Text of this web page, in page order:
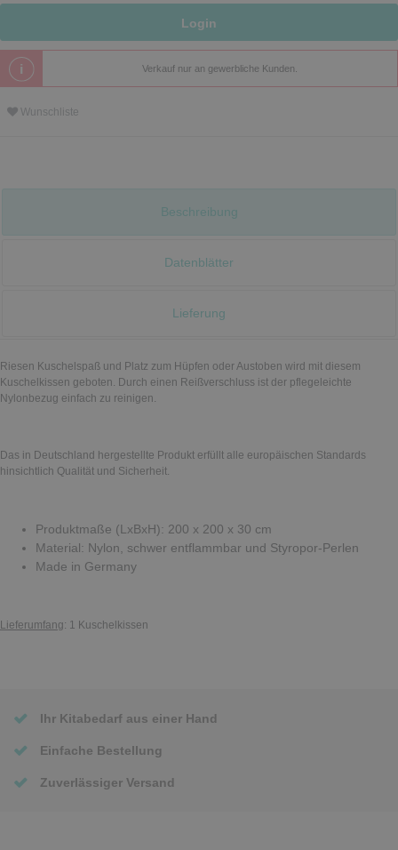
Login
Verkauf nur an gewerbliche Kunden.
Wunschliste
Beschreibung
Datenblätter
Lieferung
Riesen Kuschelspaß und Platz zum Hüpfen oder Austoben wird mit diesem
Kuschelkissen geboten. Durch einen Reißverschluss ist der pflegeleichte
Nylonbezug einfach zu reinigen.
Das in Deutschland hergestellte Produkt erfüllt alle europäischen Standards
hinsichtlich Qualität und Sicherheit.
Produktmaße (LxBxH): 200 x 200 x 30 cm
Material: Nylon, schwer entflammbar und Styropor-Perlen
Made in Germany
Lieferumfang: 1 Kuschelkissen
Ihr Kitabedarf aus einer Hand
Einfache Bestellung
Zuverlässiger Versand